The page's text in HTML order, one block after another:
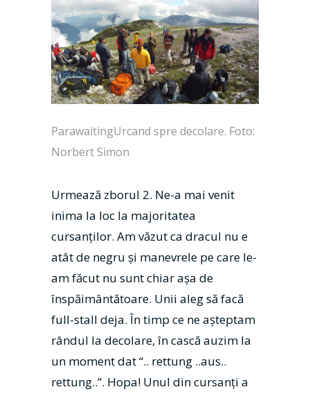
ParawaitingUrcand spre decolare. Foto:
Norbert Simon
Urmează zborul 2. Ne-a mai venit
inima la loc la majoritatea
cursanţilor. Am văzut ca dracul nu e
atât de negru şi manevrele pe care le-
am făcut nu sunt chiar aşa de
înspăimântătoare. Unii aleg să facă
full-stall deja. În timp ce ne așteptam
rândul la decolare, în cască auzim la
un moment dat “.. rettung ..aus..
rettung..”. Hopa! Unul din cursanţi a